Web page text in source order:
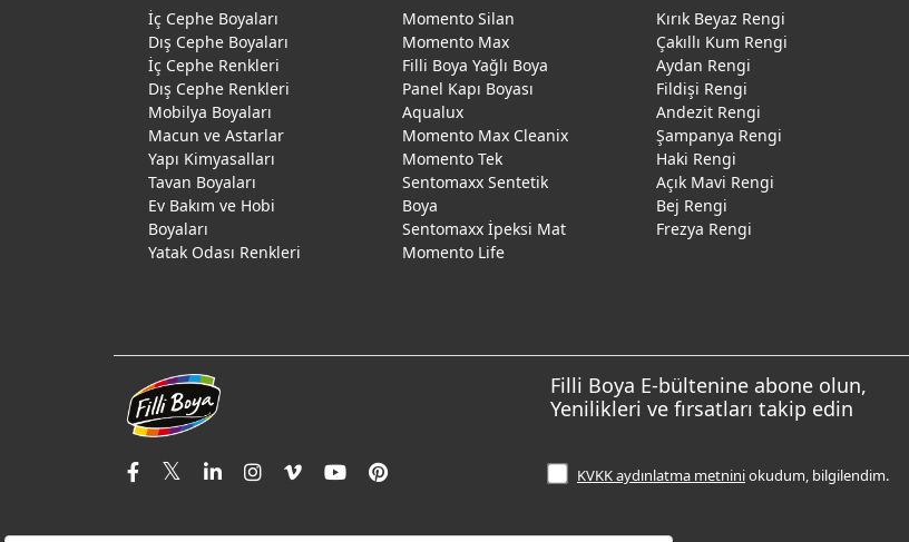
İç Cephe Boyaları
Dış Cephe Boyaları
İç Cephe Renkleri
Dış Cephe Renkleri
Mobilya Boyaları
Macun ve Astarlar
Yapı Kimyasalları
Tavan Boyaları
Ev Bakım ve Hobi
Boyaları
Yatak Odası Renkleri
Momento Silan
Momento Max
Filli Boya Yağlı Boya
Panel Kapı Boyası
Aqualux
Momento Max Cleanix
Momento Tek
Sentomaxx Sentetik
Boya
Sentomaxx İpeksi Mat
Momento Life
Kırık Beyaz Rengi
Çakıllı Kum Rengi
Aydan Rengi
Fildişi Rengi
Andezit Rengi
Şampanya Rengi
Haki Rengi
Açık Mavi Rengi
Bej Rengi
Frezya Rengi
Filli Boya E-bültenine abone olun,
Yenilikleri ve fırsatları takip edin
KVKK aydınlatma metniniokudum, bilgilendim.